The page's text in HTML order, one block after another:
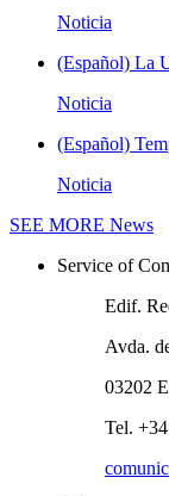
Noticia
(Español) La
Noticia
(Español)
Noticia
SEE MORE News
Service of
Edif.
Avda.
03202
Tel.